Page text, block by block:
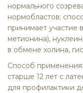
нормального
нормобластов;
принимает участие
метионина),
в обмене холина,
Способ
старше 12 лет с
для профилактики